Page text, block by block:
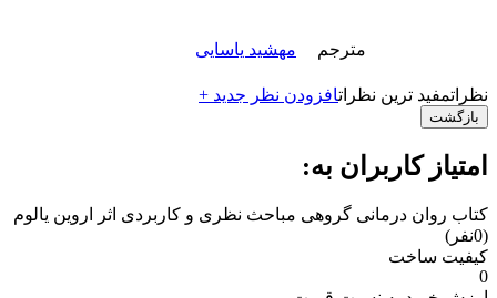
مترجم مهشید یاسایی
نظراتمفید ترین نظراتافزودن نظر جدید +
بازگشت
امتیاز کاربران به:
کتاب روان درمانی گروهی مباحث نظری و کاربردی اثر اروین یالوم
(0نفر)
کیفیت ساخت
0